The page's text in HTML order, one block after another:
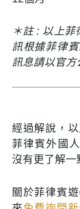
＊註 : 以上菲
訊根據菲律
訊息請以官方
經過解說，
菲律賓外國
沒有更了解一
關於菲律賓